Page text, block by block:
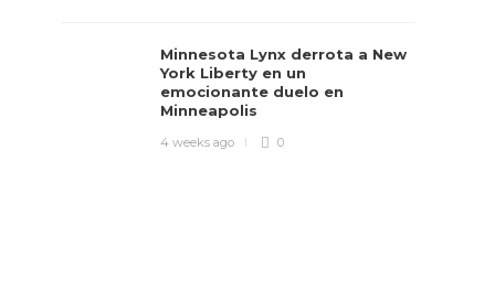
Minnesota Lynx derrota a New
York Liberty en un
emocionante duelo en
Minneapolis
4 weeks ago 0